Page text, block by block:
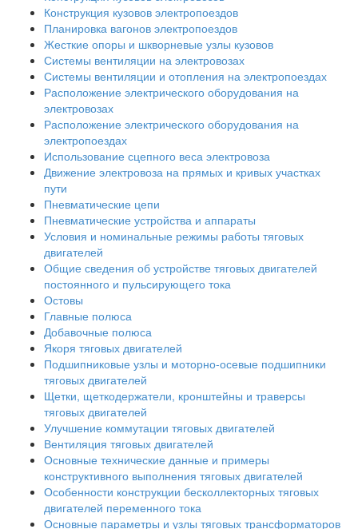
Конструкция кузовов электропоездов
Планировка вагонов электропоездов
Жесткие опоры и шкворневые узлы кузовов
Системы вентиляции на электровозах
Системы вентиляции и отопления на электропоездах
Расположение электрического оборудования на
электровозах
Расположение электрического оборудования на
электропоездах
Использование сцепного веса электровоза
Движение электровоза на прямых и кривых участках
пути
Пневматические цепи
Пневматические устройства и аппараты
Условия и номинальные режимы работы тяговых
двигателей
Общие сведения об устройстве тяговых двигателей
постоянного и пульсирующего тока
Остовы
Главные полюса
Добавочные полюса
Якоря тяговых двигателей
Подшипниковые узлы и моторно-осевые подшипники
тяговых двигателей
Щетки, щеткодержатели, кронштейны и траверсы
тяговых двигателей
Улучшение коммутации тяговых двигателей
Вентиляция тяговых двигателей
Основные технические данные и примеры
конструктивного выполнения тяговых двигателей
Особенности конструкции бесколлекторных тяговых
двигателей переменного тока
Основные параметры и узлы тяговых трансформаторов